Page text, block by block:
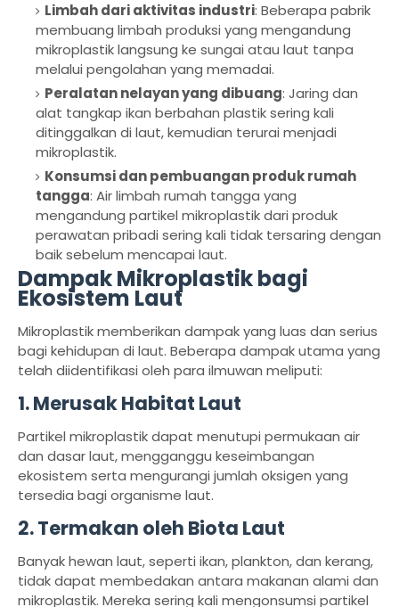
Limbah dari aktivitas industri: Beberapa pabrik
membuang limbah produksi yang mengandung
mikroplastik langsung ke sungai atau laut tanpa
melalui pengolahan yang memadai.
Peralatan nelayan yang dibuang: Jaring dan
alat tangkap ikan berbahan plastik sering kali
ditinggalkan di laut, kemudian terurai menjadi
mikroplastik.
Konsumsi dan pembuangan produk rumah
tangga: Air limbah rumah tangga yang
mengandung partikel mikroplastik dari produk
perawatan pribadi sering kali tidak tersaring dengan
baik sebelum mencapai laut.
Dampak Mikroplastik bagi
Ekosistem Laut
Mikroplastik memberikan dampak yang luas dan serius
bagi kehidupan di laut. Beberapa dampak utama yang
telah diidentifikasi oleh para ilmuwan meliputi:
1.Merusak Habitat Laut
Partikel mikroplastik dapat menutupi permukaan air
dan dasar laut, mengganggu keseimbangan
ekosistem serta mengurangi jumlah oksigen yang
tersedia bagi organisme laut.
2.Termakan oleh Biota Laut
Banyak hewan laut, seperti ikan, plankton, dan kerang,
tidak dapat membedakan antara makanan alami dan
mikroplastik. Mereka sering kali mengonsumsi partikel